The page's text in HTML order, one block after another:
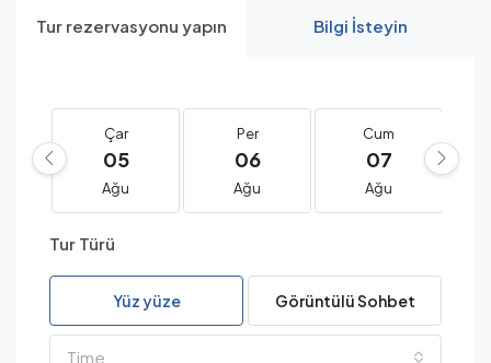
Tur rezervasyonu yapın Bilgi İsteyin
Çar
05
Ağu
Per
06
Ağu
Cum
07
Ağu
Tur Türü
Yüz yüze Görüntülü Sohbet
Time